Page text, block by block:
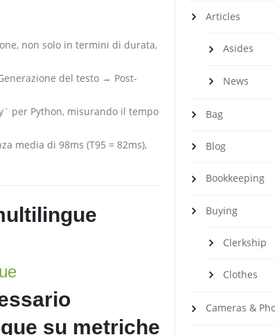
non solo in termini di durata,
del testo → Post-
per Python, misurando il tempo
media di 98ms (T95 = 82ms),
su metriche
Articles
Asides
News
Bag
Blog
Bookkeeping
Buying
Clerkship
Clothes
Cameras &